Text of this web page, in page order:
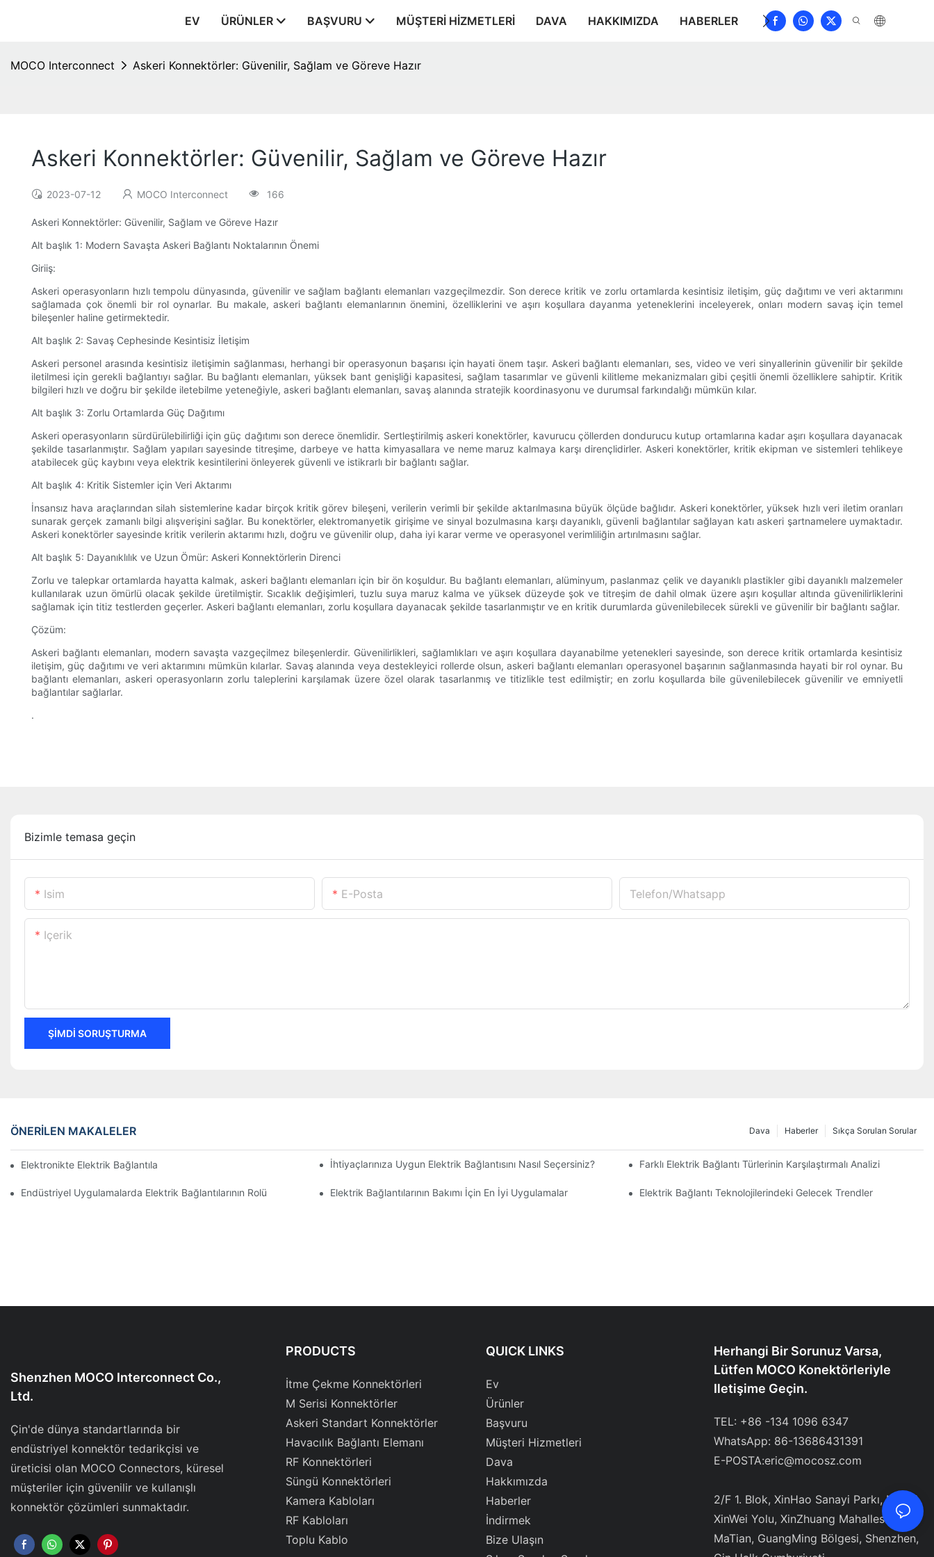
EV ÜRÜNLER BAŞVURU MÜŞTERI HIZMETLERI DAVA HAKKIMIZDA HABERLER İNDIRMEK BIZE ULAŞIN
MOCO Interconnect Askeri Konnektörler: Güvenilir, Sağlam ve Göreve Hazır
Askeri Konnektörler: Güvenilir, Sağlam ve Göreve Hazır
2023-07-12 MOCO Interconnect 166
Askeri Konnektörler: Güvenilir, Sağlam ve Göreve Hazır
Alt başlık 1: Modern Savaşta Askeri Bağlantı Noktalarının Önemi
Giriiş:
Askeri operasyonların hızlı tempolu dünyasında, güvenilir ve sağlam bağlantı elemanları vazgeçilmezdir. Son derece kritik ve zorlu ortamlarda kesintisiz iletişim, güç dağıtımı ve veri aktarımını
sağlamada çok önemli bir rol oynarlar. Bu makale, askeri bağlantı elemanlarının önemini, özelliklerini ve aşırı koşullara dayanma yeteneklerini inceleyerek, onları modern savaş için temel
bileşenler haline getirmektedir.
Alt başlık 2: Savaş Cephesinde Kesintisiz İletişim
Askeri personel arasında kesintisiz iletişimin sağlanması, herhangi bir operasyonun başarısı için hayati önem taşır. Askeri bağlantı elemanları, ses, video ve veri sinyallerinin güvenilir bir şekilde
iletilmesi için gerekli bağlantıyı sağlar. Bu bağlantı elemanları, yüksek bant genişliği kapasitesi, sağlam tasarımlar ve güvenli kilitleme mekanizmaları gibi çeşitli önemli özelliklere sahiptir. Kritik
bilgileri hızlı ve doğru bir şekilde iletebilme yeteneğiyle, askeri bağlantı elemanları, savaş alanında stratejik koordinasyonu ve durumsal farkındalığı mümkün kılar.
Alt başlık 3: Zorlu Ortamlarda Güç Dağıtımı
Askeri operasyonların sürdürülebilirliği için güç dağıtımı son derece önemlidir. Sertleştirilmiş askeri konektörler, kavurucu çöllerden dondurucu kutup ortamlarına kadar aşırı koşullara dayanacak
şekilde tasarlanmıştır. Sağlam yapıları sayesinde titreşime, darbeye ve hatta kimyasallara ve neme maruz kalmaya karşı dirençlidirler. Askeri konektörler, kritik ekipman ve sistemleri tehlikeye
atabilecek güç kaybını veya elektrik kesintilerini önleyerek güvenli ve istikrarlı bir bağlantı sağlar.
Alt başlık 4: Kritik Sistemler için Veri Aktarımı
İnsansız hava araçlarından silah sistemlerine kadar birçok kritik görev bileşeni, verilerin verimli bir şekilde aktarılmasına büyük ölçüde bağlıdır. Askeri konektörler, yüksek hızlı veri iletim oranları
sunarak gerçek zamanlı bilgi alışverişini sağlar. Bu konektörler, elektromanyetik girişime ve sinyal bozulmasına karşı dayanıklı, güvenli bağlantılar sağlayan katı askeri şartnamelere uymaktadır.
Askeri konektörler sayesinde kritik verilerin aktarımı hızlı, doğru ve güvenilir olup, daha iyi karar verme ve operasyonel verimliliğin artırılmasını sağlar.
Alt başlık 5: Dayanıklılık ve Uzun Ömür: Askeri Konnektörlerin Direnci
Zorlu ve talepkar ortamlarda hayatta kalmak, askeri bağlantı elemanları için bir ön koşuldur. Bu bağlantı elemanları, alüminyum, paslanmaz çelik ve dayanıklı plastikler gibi dayanıklı malzemeler
kullanılarak uzun ömürlü olacak şekilde üretilmiştir. Sıcaklık değişimleri, tuzlu suya maruz kalma ve yüksek düzeyde şok ve titreşim de dahil olmak üzere aşırı koşullar altında güvenilirliklerini
sağlamak için titiz testlerden geçerler. Askeri bağlantı elemanları, zorlu koşullara dayanacak şekilde tasarlanmıştır ve en kritik durumlarda güvenilebilecek sürekli ve güvenilir bir bağlantı sağlar.
Çözüm:
Askeri bağlantı elemanları, modern savaşta vazgeçilmez bileşenlerdir. Güvenilirlikleri, sağlamlıkları ve aşırı koşullara dayanabilme yetenekleri sayesinde, son derece kritik ortamlarda kesintisiz
iletişim, güç dağıtımı ve veri aktarımını mümkün kılarlar. Savaş alanında veya destekleyici rollerde olsun, askeri bağlantı elemanları operasyonel başarının sağlanmasında hayati bir rol oynar. Bu
bağlantı elemanları, askeri operasyonların zorlu taleplerini karşılamak üzere özel olarak tasarlanmış ve titizlikle test edilmiştir; en zorlu koşullarda bile güvenilebilecek güvenilir ve emniyetli
bağlantılar sağlarlar.
.
Bizimle temasa geçin
Isim E-Posta Telefon/whatsapp
Içerik
ŞIMDI SORUŞTURMA
ÖNERILEN MAKALELER Sıkça Sorulan Sorular
Haberler
Dava
Elektronikte Elektrik Bağlantıları Üzerinde Teknolojinin Etkisi İhtiyaçlarınıza Uygun Elektrik Bağlantısını Nasıl Seçersiniz? Farklı Elektrik Bağlantı Türlerinin Karşılaştırmalı Analizi
Endüstriyel Uygulamalarda Elektrik Bağlantılarının Rolü Elektrik Bağlantılarının Bakımı İçin En İyi Uygulamalar Elektrik Bağlantı Teknolojilerindeki Gelecek Trendler
Shenzhen MOCO Interconnect Co.,
Ltd.
Çin'de dünya standartlarında bir
endüstriyel konnektör tedarikçisi ve
üreticisi olan MOCO Connectors, küresel
müşteriler için güvenilir ve kullanışlı
konnektör çözümleri sunmaktadır.
PRODUCTS
İtme Çekme Konnektörleri
M Serisi Konnektörler
Askeri Standart Konnektörler
Havacılık Bağlantı Elemanı
RF Konnektörleri
Süngü Konnektörleri
Kamera Kabloları
RF Kabloları
Toplu Kablo
QUICK LINKS
Ev
Ürünler
Başvuru
Müşteri Hizmetleri
Dava
Hakkımızda
Haberler
İndirmek
Bize Ulaşın
Herhangi Bir Sorunuz Varsa,
Lütfen MOCO Konektörleriyle
Iletişime Geçin.
TEL: +86 -134 1096 6347
WhatsApp: 86-13686431391
E-POSTA:eric@mocosz.com
2/F 1. Blok, XinHao Sanayi Parkı, NO 21
XinWei Yolu, XinZhuang Mahallesi,
MaTian, ​​GuangMing Bölgesi, Shenzhen,